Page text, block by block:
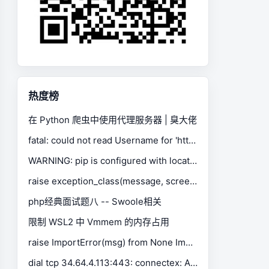
热度榜
在 Python 爬虫中使用代理服务器 | 臭大佬
fatal: could not read Username for 'https://gitee.com': No such device or address
WARNING: pip is configured with locations that require TLS/SSL, however the ssl module in Python is not available.
raise exception_class(message, screen, stacktrace) selenium.common.exceptions.SessionNotCreatedException
php经典面试题八 -- Swoole相关
限制 WSL2 中 Vmmem 的内存占用
raise ImportError(msg) from None ImportError: Missing optional dependency 'xlrd'. Install xlrd >= 1.0.0 for Excel support Use pip or conda to install xlrd.
dial tcp 34.64.4.113:443: connectex: A connection attempt failed because the connected party did not properly respond after a period of time, or established connection failed because connected host has failed to respond.